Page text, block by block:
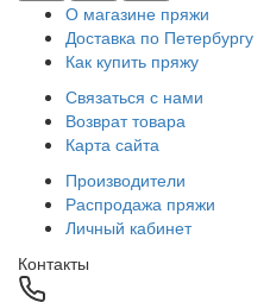
О магазине пряжи
Доставка по Петербургу
Как купить пряжу
Связаться с нами
Возврат товара
Карта сайта
Производители
Распродажа пряжи
Личный кабинет
Контакты